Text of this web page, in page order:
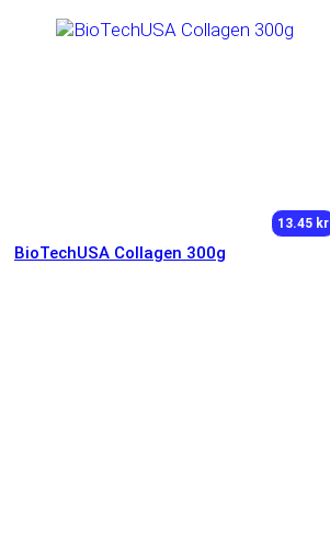
13.45 kr
BioTechUSA Collagen 300g